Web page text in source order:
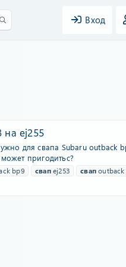
Вход
на ej255
для свапа Subaru outback
пригодитьс?
bp9 свапej253 свапoutback